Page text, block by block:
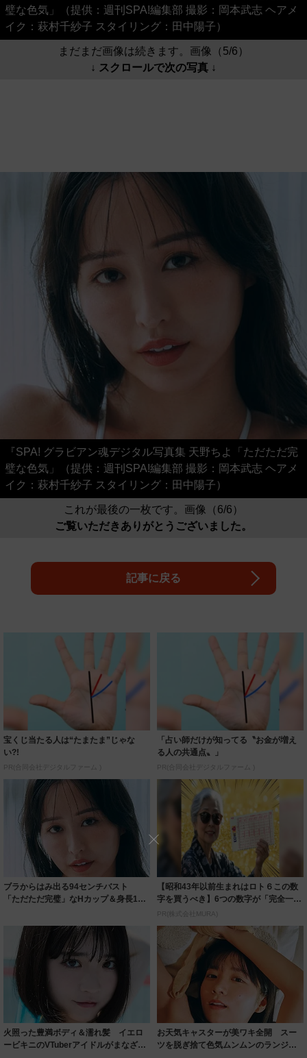
璧な色気」（提供：週刊SPA!編集部 撮影：岡本武志 ヘアメ
イク：萩村千紗子 スタイリング：田中陽子）
まだまだ画像は続きます。画像（5/6）
↓ スクロールで次の写真 ↓
『SPA! グラビアン魂デジタル写真集 天野ちよ「ただただ完
璧な色気」（提供：週刊SPA!編集部 撮影：岡本武志 ヘアメ
イク：萩村千紗子 スタイリング：田中陽子）
これが最後の一枚です。画像（6/6）
ご覧いただきありがとうございました。
記事に戻る
宝くじ当たる人は“たまたま”じゃな
い?!
PR(合同会社デジタルファーム )
「占い師だけが知ってる〝お金が増え
る人の共通点〟」
PR(合同会社デジタルファーム )
ブラからはみ出る94センチバスト
「ただただ完璧」なHカップ＆身長169
【昭和43年以前生まれはロト６この数
字を買うべき】6つの数字が「完全一
致」する方...
PR(株式会社MURA)
火照った豊満ボディ＆濡れ髪 イエロ
ービキニのVTuberアイドルがまなざし
お天気キャスターが美ワキ全開 スー
ツを脱ぎ捨て色気ムンムンのランジェ